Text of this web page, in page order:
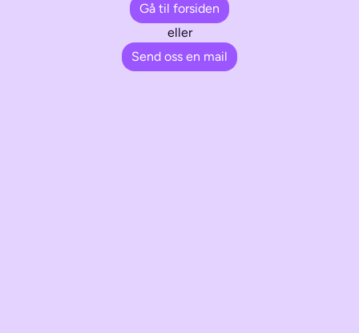
Gå til forsiden
eller
Send oss en mail